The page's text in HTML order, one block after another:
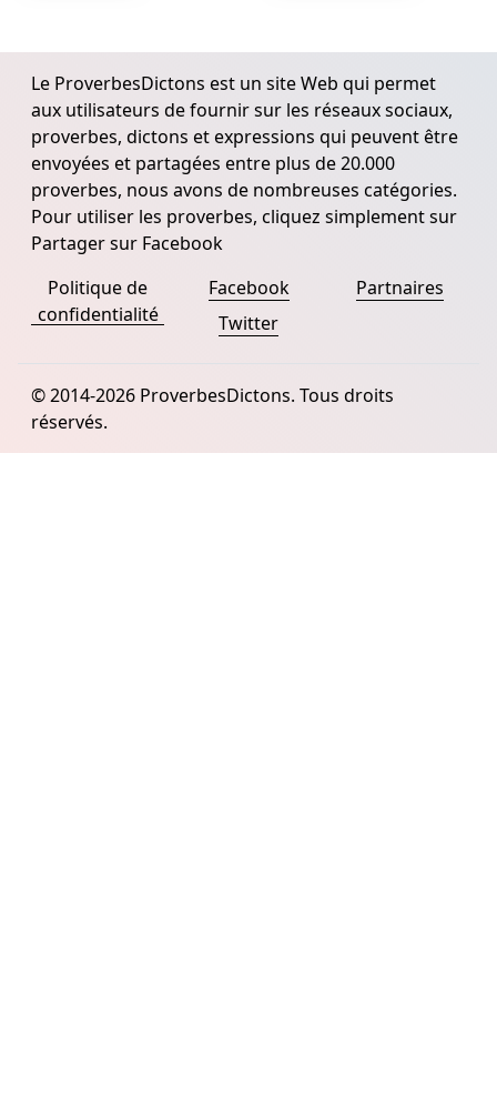
Le ProverbesDictons est un site Web qui permet
aux utilisateurs de fournir sur les réseaux sociaux,
proverbes, dictons et expressions qui peuvent être
envoyées et partagées entre plus de 20.000
proverbes, nous avons de nombreuses catégories.
Pour utiliser les proverbes, cliquez simplement sur
Partager sur Facebook
Politique de
confidentialité
Facebook
Twitter
Partnaires
© 2014-2026 ProverbesDictons. Tous droits
réservés.